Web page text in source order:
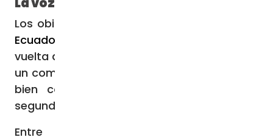
Los obispos de la
Ecuador
vuelta de la elección presidencial publicaron
un comunicado titulado “Construir juntos el
bien común” tras los resultados de la
segunda vuelta de la elección presidencial.
Entre otros conceptos, los prelados